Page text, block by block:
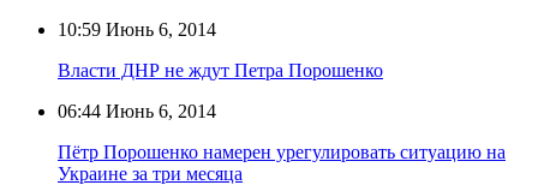
10:59 Июнь 6, 2014
Власти ДНР не ждут Петра Порошенко
06:44 Июнь 6, 2014
Пётр Порошенко намерен урегулировать ситуацию на
Украине за три месяца